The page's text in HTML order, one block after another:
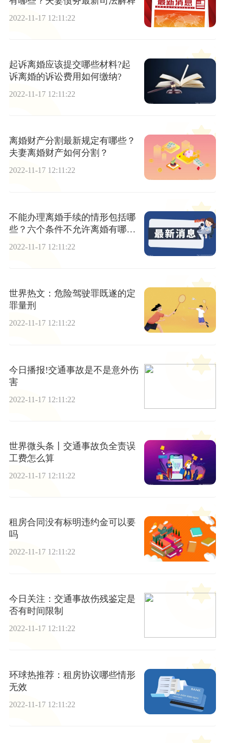
2022-11-17 12:11:22
起诉离婚应该提交哪些材料?起
诉离婚的诉讼费用如何缴纳?
2022-11-17 12:11:22
离婚财产分割最新规定有哪些？
夫妻离婚财产如何分割？
2022-11-17 12:11:22
不能办理离婚手续的情形包括哪
些？六个条件不允许离婚有哪
2022-11-17 12:11:22
世界热文：危险驾驶罪既遂的定
罪量刑
2022-11-17 12:11:22
今日播报!交通事故是不是意外伤
害
2022-11-17 12:11:22
世界微头条丨交通事故负全责误
工费怎么算
2022-11-17 12:11:22
租房合同没有标明违约金可以要
吗
2022-11-17 12:11:22
今日关注：交通事故伤残鉴定是
否有时间限制
2022-11-17 12:11:22
环球热推荐：租房协议哪些情形
无效
2022-11-17 12:11:22